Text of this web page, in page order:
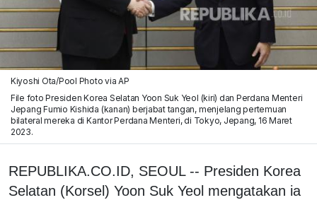
Kiyoshi Ota/Pool Photo via AP
File foto Presiden Korea Selatan Yoon Suk Yeol (kiri) dan Perdana Menteri
Jepang Fumio Kishida (kanan) berjabat tangan, menjelang pertemuan
bilateral mereka di Kantor Perdana Menteri, di Tokyo, Jepang, 16 Maret
2023.
REPUBLIKA.CO.ID, SEOUL -- Presiden Korea
Selatan (Korsel) Yoon Suk Yeol mengatakan ia